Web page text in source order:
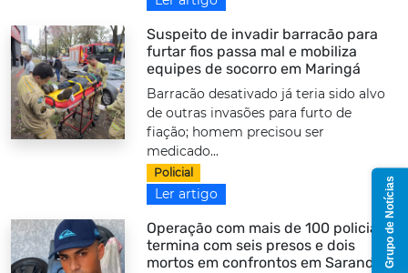
Suspeito de invadir barracão para
furtar fios passa mal e mobiliza
equipes de socorro em Maringá
Barracão desativado já teria sido alvo
de outras invasões para furto de
fiação; homem precisou ser
medicado...
Policial
Ler artigo
Operação com mais de 100 policiais
termina com seis presos e dois
mortos em confrontos em Sarandi
Grupo de Notícias